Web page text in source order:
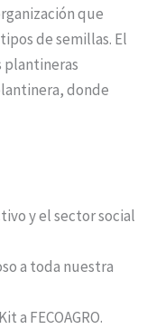
que
de semillas. El
plantineras
donde
y el sector social
a toda nuestra
a FECOAGRO.